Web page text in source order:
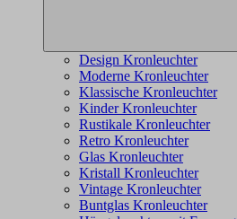
Design Kronleuchter
Moderne Kronleuchter
Klassische Kronleuchter
Kinder Kronleuchter
Rustikale Kronleuchter
Retro Kronleuchter
Glas Kronleuchter
Kristall Kronleuchter
Vintage Kronleuchter
Buntglas Kronleuchter